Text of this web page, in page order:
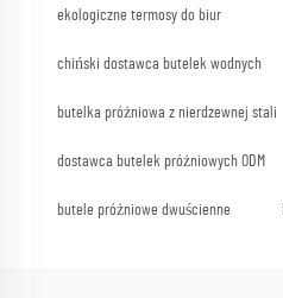
ekologiczne termosy do biur
chiński dostawca butelek wodnych
butelka próżniowa z nierdzewnej stali
dostawca butelek próżniowych ODM
butele próżniowe dwuścienne